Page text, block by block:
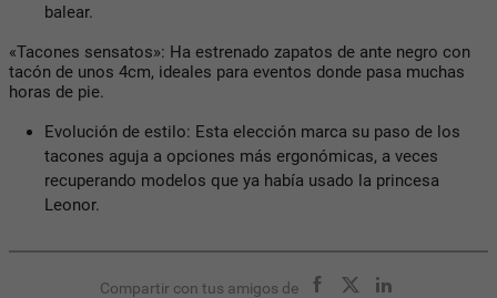
balear.
«Tacones sensatos»: Ha estrenado zapatos de ante negro con
tacón de unos 4cm, ideales para eventos donde pasa muchas
horas de pie.
Evolución de estilo: Esta elección marca su paso de los
tacones aguja a opciones más ergonómicas, a veces
recuperando modelos que ya había usado la princesa
Leonor.
Compartir con tus amigos de